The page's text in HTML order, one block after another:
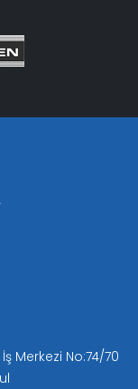
Merkezi No:74/70